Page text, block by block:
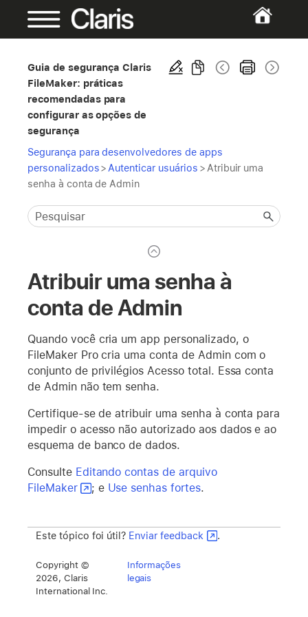
Guia de segurança Claris
FileMaker: práticas
recomendadas para
configurar as opções de
segurança
Segurança para desenvolvedores de apps
personalizados> Autenticar usuários > Atribuir uma
senha à conta de Admin
Atribuir uma senha à
conta de Admin
Quando você cria um app personalizado, o
FileMaker Pro cria uma conta de Admin com o
conjunto de privilégios Acesso total. Essa conta
de Admin não tem senha.
Certifique-se de atribuir uma senha à conta para
impedir o acesso não autorizado aos dados e ao
esquema de banco de dados.
Consulte Editando contas de arquivo
FileMaker
; e Use senhas fortes.
Este tópico foi útil? Enviar feedback .
Copyright ©
2026, Claris
International Inc.
Informações
legais